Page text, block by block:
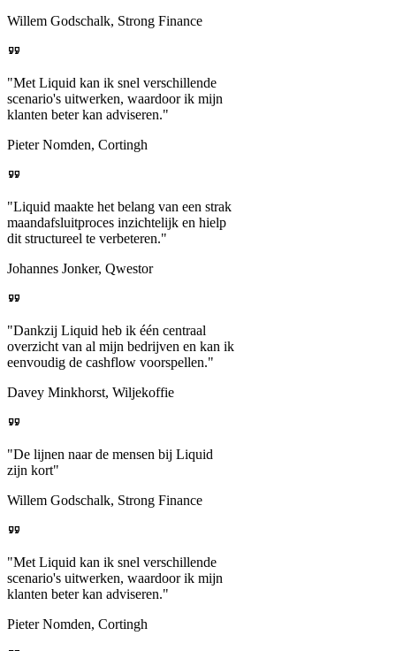
Willem Godschalk, Strong Finance
"Met Liquid kan ik snel verschillende
scenario's uitwerken, waardoor ik mijn
klanten beter kan adviseren."
Pieter Nomden, Cortingh
"Liquid maakte het belang van een strak
maandafsluitproces inzichtelijk en hielp
dit structureel te verbeteren."
Johannes Jonker, Qwestor
"Dankzij Liquid heb ik één centraal
overzicht van al mijn bedrijven en kan ik
eenvoudig de cashflow voorspellen."
Davey Minkhorst, Wiljekoffie
"De lijnen naar de mensen bij Liquid
zijn kort"
Willem Godschalk, Strong Finance
"Met Liquid kan ik snel verschillende
scenario's uitwerken, waardoor ik mijn
klanten beter kan adviseren."
Pieter Nomden, Cortingh